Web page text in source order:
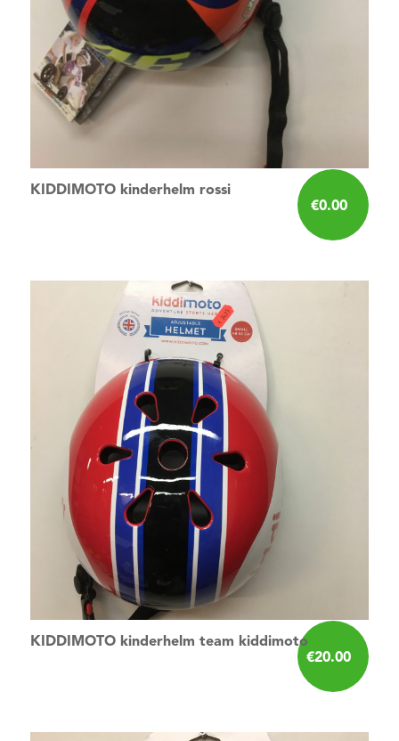
KIDDIMOTO kinderhelm rossi
€0.00
KIDDIMOTO kinderhelm team kiddimoto
€20.00